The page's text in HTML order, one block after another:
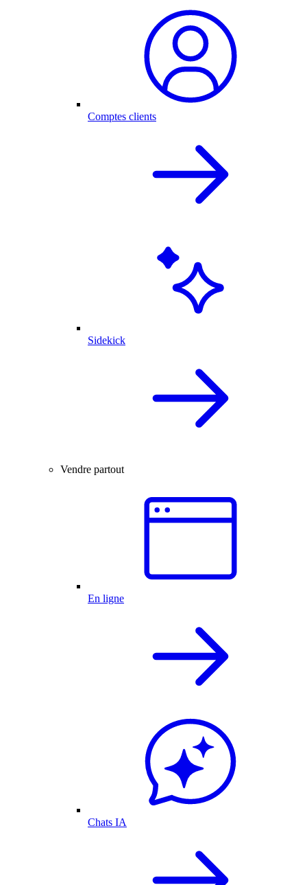
Comptes clients
Sidekick
Vendre partout
En ligne
Chats IA